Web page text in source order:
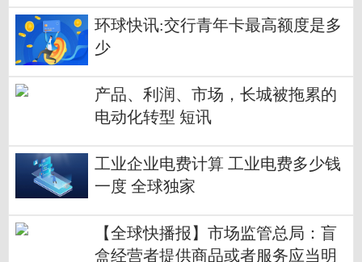
环球快讯:交行青年卡最高额度是多
少
产品、利润、市场，长城被拖累的
电动化转型 短讯
工业企业电费计算 工业电费多少钱
一度 全球独家
【全球快播报】市场监管总局：盲
盒经营者提供商品或者服务应当明